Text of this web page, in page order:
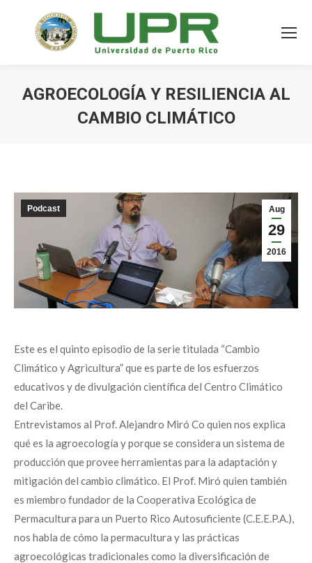
AGROECOLOGÍA Y RESILIENCIA AL
CAMBIO CLIMÁTICO
Aug
29
2016
Podcast
Este es el quinto episodio de la serie titulada “Cambio
Climático y Agricultura” que es parte de los esfuerzos
educativos y de divulgación científica del Centro Climático
del Caribe.
Entrevistamos al Prof. Alejandro Miró Co quien nos explica
qué es la agroecología y porque se considera un sistema de
producción que provee herramientas para la adaptación y
mitigación del cambio climático. El Prof. Miró quien también
es miembro fundador de la Cooperativa Ecológica de
Permacultura para un Puerto Rico Autosuficiente (C.E.E.P.A.),
nos habla de cómo la permacultura y las prácticas
agroecológicas tradicionales como la diversificación de